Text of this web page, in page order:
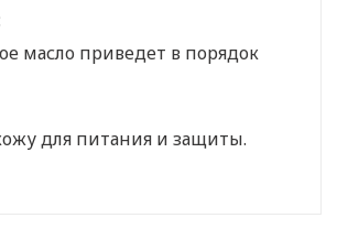
масло приведет в порядок
для питания и защиты.